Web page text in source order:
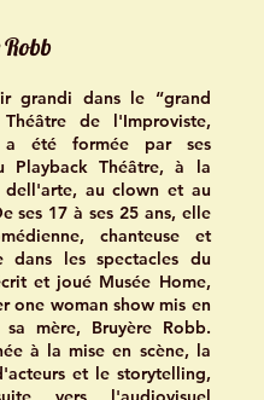
grandi dans le “grand
de l'Improviste,
a été formée par ses
Playback Théâtre, à la
dell'arte, au clown et au
ses 17 à ses 25 ans, elle
chanteuse et
dans les spectacles du
et joué Musée Home,
one woman show mis en
sa mère, Bruyère Robb.
à la mise en scène, la
et le storytelling,